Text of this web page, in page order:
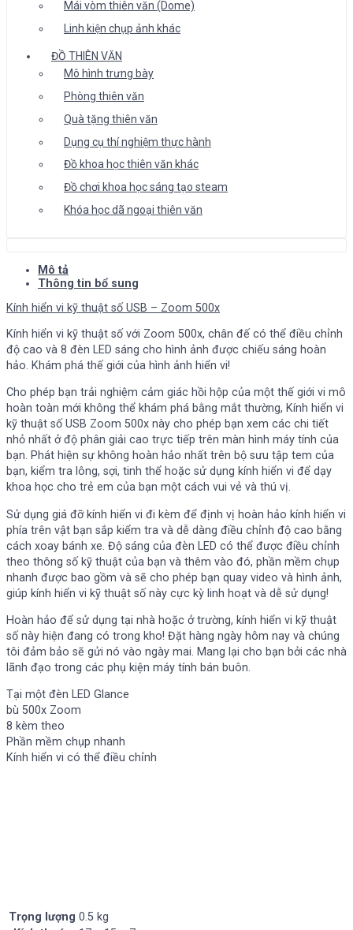
Mái vòm thiên văn (Dome)
Linh kiện chụp ảnh khác
ĐỒ THIÊN VĂN
Mô hình trưng bày
Phòng thiên văn
Quà tặng thiên văn
Dụng cụ thí nghiệm thực hành
Đồ khoa học thiên văn khác
Đồ chơi khoa học sáng tạo steam
Khóa học dã ngoại thiên văn
Mô tả
Thông tin bổ sung
Kính hiển vi kỹ thuật số USB – Zoom 500x
Kính hiển vi kỹ thuật số với Zoom 500x, chân đế có thể điều chỉnh
độ cao và 8 đèn LED sáng cho hình ảnh được chiếu sáng hoàn
hảo. Khám phá thế giới của hình ảnh hiển vi!
Cho phép bạn trải nghiệm cảm giác hồi hộp của một thế giới vi mô
hoàn toàn mới không thể khám phá bằng mắt thường, Kính hiển vi
kỹ thuật số USB Zoom 500x này cho phép bạn xem các chi tiết
nhỏ nhất ở độ phân giải cao trực tiếp trên màn hình máy tính của
bạn. Phát hiện sự không hoàn hảo nhất trên bộ sưu tập tem của
bạn, kiểm tra lông, sợi, tinh thể hoặc sử dụng kính hiển vi để dạy
khoa học cho trẻ em của bạn một cách vui vẻ và thú vị.
Sử dụng giá đỡ kính hiển vi đi kèm để định vị hoàn hảo kính hiển vi
phía trên vật bạn sắp kiểm tra và dễ dàng điều chỉnh độ cao bằng
cách xoay bánh xe. Độ sáng của đèn LED có thể được điều chỉnh
theo thông số kỹ thuật của bạn và thêm vào đó, phần mềm chụp
nhanh được bao gồm và sẽ cho phép bạn quay video và hình ảnh,
giúp kính hiển vi kỹ thuật số này cực kỳ linh hoạt và dễ sử dụng!
Hoàn hảo để sử dụng tại nhà hoặc ở trường, kính hiển vi kỹ thuật
số này hiện đang có trong kho! Đặt hàng ngày hôm nay và chúng
tôi đảm bảo sẽ gửi nó vào ngày mai. Mang lại cho bạn bởi các nhà
lãnh đạo trong các phụ kiện máy tính bán buôn.
Tại một đèn LED Glance
bù 500x Zoom
8 kèm theo
Phần mềm chụp nhanh
Kính hiển vi có thể điều chỉnh
Trọng lượng 0.5 kg